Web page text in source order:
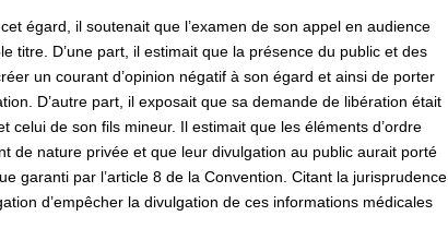
égard, il soutenait que l’examen de son appel en audience
titre. D’une part, il estimait que la présence du public et des
un courant d’opinion négatif à son égard et ainsi de porter
D’autre part, il exposait que sa demande de libération était
de son fils mineur. Il estimait que les éléments d’ordre
de nature privée et que leur divulgation au public aurait porté
garanti par l’article 8 de la Convention. Citant la jurisprudence
d’empêcher la divulgation de ces informations médicales